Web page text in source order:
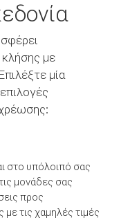
με
μία
στο υπόλοιπό σας
μονάδες σας
προς
τις χαμηλές τιμές